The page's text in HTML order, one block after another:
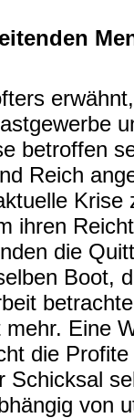
betroffen
Reich
Krise
ihren
die
Boot,
Eine
die
Schicksal
von